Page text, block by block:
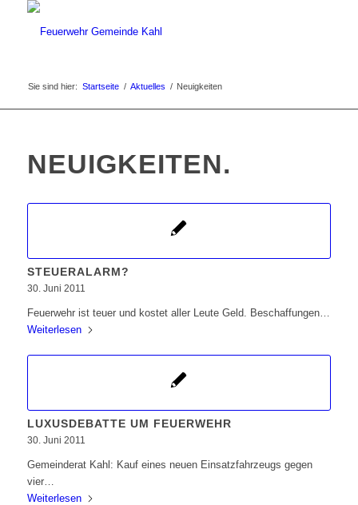
Sie sind hier: Startseite / Aktuelles / Neuigkeiten
NEUIGKEITEN.
STEUERALARM?
30. Juni 2011
Feuerwehr ist teuer und kostet aller Leute Geld. Beschaffungen…
Weiterlesen
LUXUSDEBATTE UM FEUERWEHR
30. Juni 2011
Gemeinderat Kahl: Kauf eines neuen Einsatzfahrzeugs gegen
vier…
Weiterlesen